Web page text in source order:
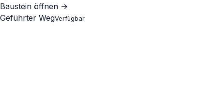
Baustein öffnen →
Geführter WegVerfügbar